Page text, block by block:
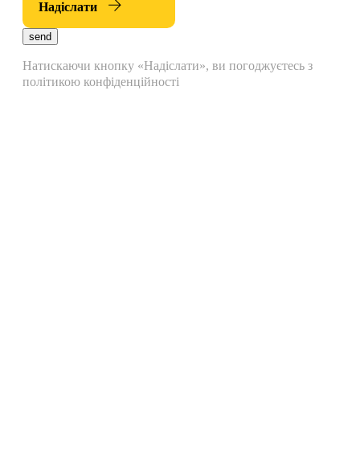
Надіслати
send
Натискаючи кнопку «Надіслати», ви погоджуєтесь з
політикою конфіденційності